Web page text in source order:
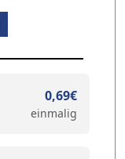
0,69€
einmalig